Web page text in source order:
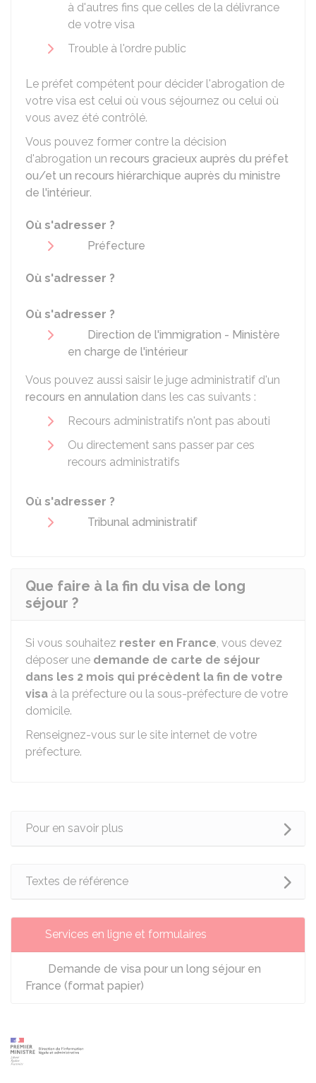
à d'autres fins que celles de la délivrance
de votre visa
Trouble à l'ordre public
Le préfet compétent pour décider l'abrogation de
votre visa est celui où vous séjournez ou celui où
vous avez été contrôlé.
Vous pouvez former contre la décision
d'abrogation un recours gracieux auprès du préfet
ou/et un recours hiérarchique auprès du ministre
de l'intérieur.
Où s'adresser ?
Préfecture
Où s'adresser ?
Où s'adresser ?
Direction de l'immigration - Ministère
en charge de l'intérieur
Vous pouvez aussi saisir le juge administratif d'un
recours en annulation dans les cas suivants :
Recours administratifs n'ont pas abouti
Ou directement sans passer par ces
recours administratifs
Où s'adresser ?
Tribunal administratif
Que faire à la fin du visa de long
séjour ?
Si vous souhaitez rester en France, vous devez
déposer une demande de carte de séjour
dans les 2 mois qui précèdent la fin de votre
visa à la préfecture ou la sous-préfecture de votre
domicile.
Renseignez-vous sur le site internet de votre
préfecture.
Pour en savoir plus
Textes de référence
Services en ligne et formulaires
Demande de visa pour un long séjour en
France (format papier)